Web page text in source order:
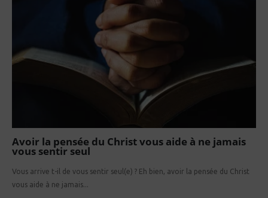
Avoir la pensée du Christ vous aide à ne jamais
vous sentir seul
Vous arrive t-il de vous sentir seul(e) ? Eh bien, avoir la pensée du Christ
vous aide à ne jamais...